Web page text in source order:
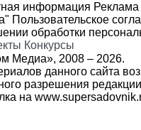
информация
Пользовательское
обработки
Конкурсы
Медиа», 2008 – 2026.
данного сайта
разрешения
на